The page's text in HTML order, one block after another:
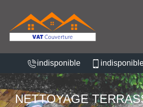
indisponible
NETTOYAGE